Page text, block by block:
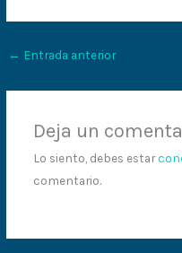
← Entrada anterior
Deja un
Lo siento, debes estar
comentario.